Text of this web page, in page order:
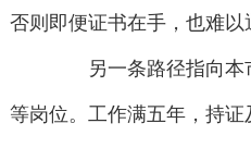
否则即便证书在手，也难以
另一条路径指向本
等岗位。工作满五年，持